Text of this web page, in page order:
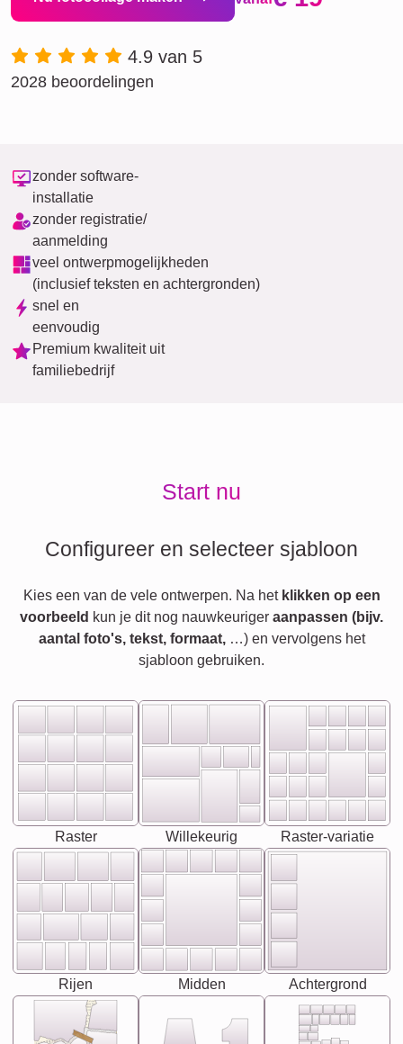
4.9 van 5
2028 beoordelingen
zonder software-
installatie
zonder registratie/
aanmelding
veel ontwerpmogelijkheden
(inclusief teksten en achtergronden)
snel en
eenvoudig
Premium kwaliteit uit
familiebedrijf
Start nu
Configureer en selecteer sjabloon
Kies een van de vele ontwerpen. Na het klikken op een
voorbeeld kun je dit nog nauwkeuriger aanpassen (bijv.
aantal foto's, tekst, formaat,…) en vervolgens het
sjabloon gebruiken.
Raster Willekeurig Raster-variatie
Rijen Midden Achtergrond